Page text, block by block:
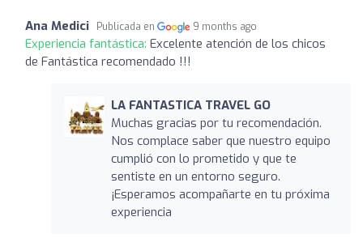
Ana Medici Publicada en 9 months ago
Experiencia fantástica: Excelente atención de los chicos
de Fantástica recomendado !!!
LA FANTASTICA TRAVEL GO
Muchas gracias por tu recomendación.
Nos complace saber que nuestro equipo
cumplió con lo prometido y que te
sentiste en un entorno seguro.
¡Esperamos acompañarte en tu próxima
experiencia